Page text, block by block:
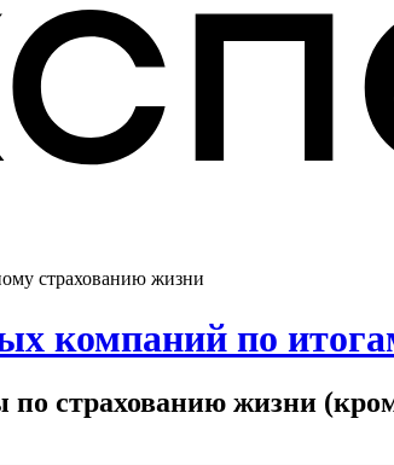
страхованию жизни
компаний по
страхованию жизни